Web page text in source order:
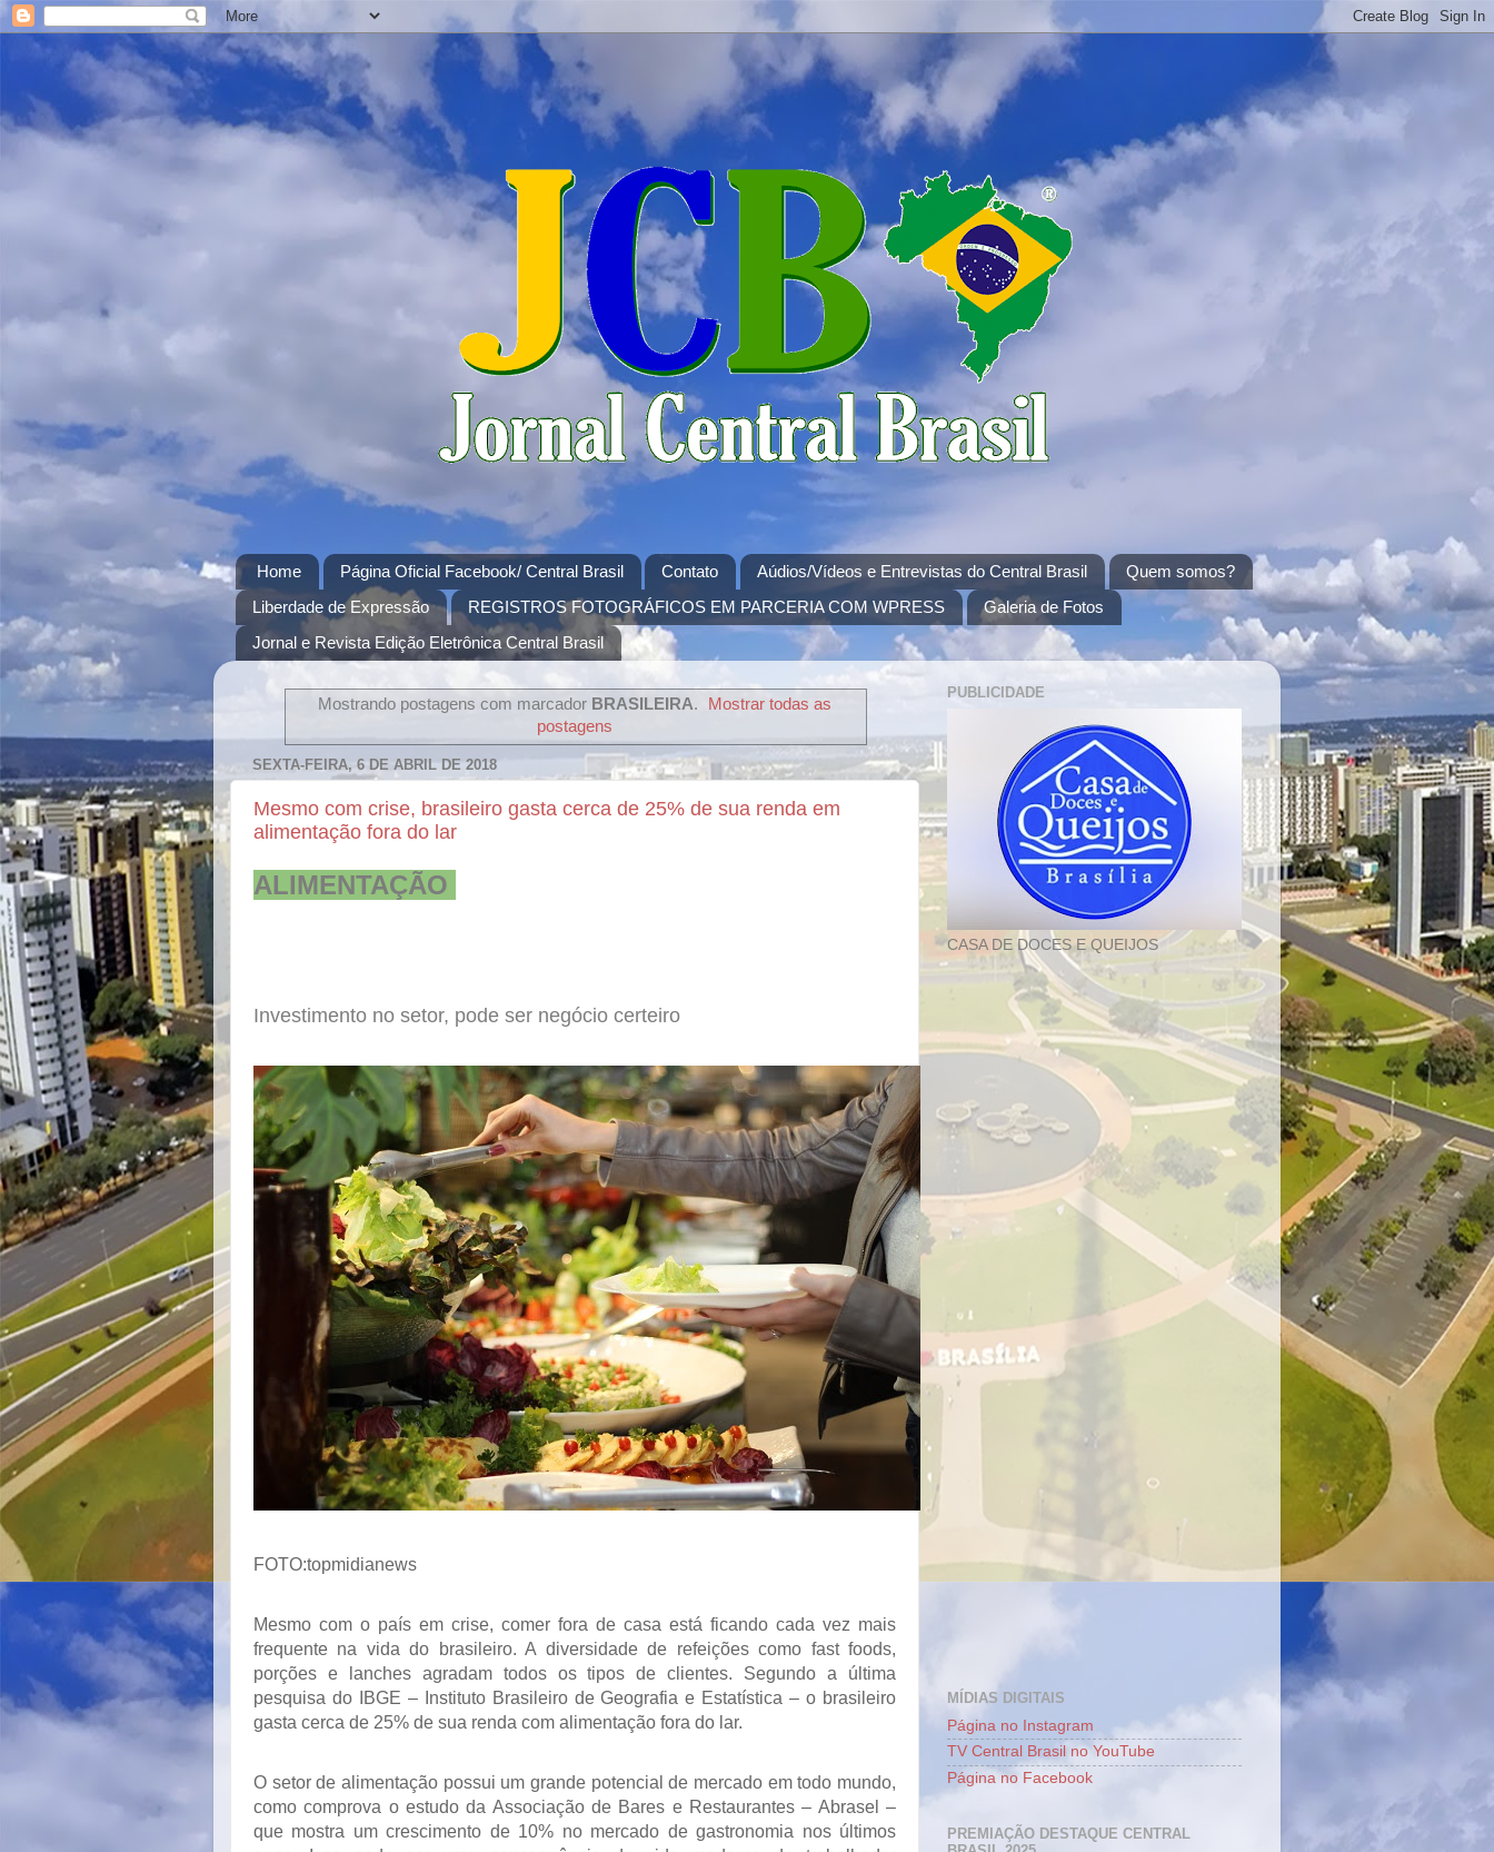
Home Página Oficial Facebook/ Central Brasil Contato Aúdios/Vídeos e Entrevistas do Central Brasil
Quem somos?
Liberdade de Expressão
REGISTROS FOTOGRÁFICOS EM PARCERIA COM WPRESS
Galeria de Fotos
Jornal e Revista Edição Eletrônica Central Brasil
Mostrando postagens com marcador BRASILEIRA.
Mostrar todas as
postagens
SEXTA-FEIRA, 6 DE ABRIL DE 2018
Mesmo com crise, brasileiro gasta cerca de 25% de sua renda em
alimentação fora do lar
ALIMENTAÇÃO
Investimento no setor, pode ser negócio certeiro
FOTO:topmidianews
Mesmo com o país em crise, comer fora de casa está ficando cada vez mais
frequente na vida do brasileiro. A diversidade de refeições como fast foods,
porções e lanches agradam todos os tipos de clientes. Segundo a última
pesquisa do IBGE – Instituto Brasileiro de Geografia e Estatística – o brasileiro
gasta cerca de 25% de sua renda com alimentação fora do lar.
O setor de alimentação possui um grande potencial de mercado em todo mundo,
como comprova o estudo da Associação de Bares e Restaurantes – Abrasel –
que mostra um crescimento de 10% no mercado de gastronomia nos últimos
PUBLICIDADE
CASA DE DOCES E QUEIJOS
MÍDIAS DIGITAIS
Página no Instagram
TV Central Brasil no YouTube
Página no Facebook
PREMIAÇÃO DESTAQUE CENTRAL